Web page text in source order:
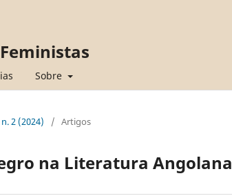
Sobre
2 (2024) / Artigos
na Literatura Angolana